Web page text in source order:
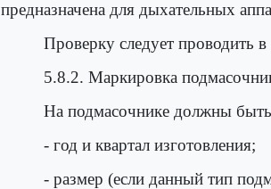
предназначена для дыхательных
Проверку следует проводить
5.8.2. Маркировка
На подмасочнике должны
- год и квартал изготовления;
- размер (если данный тип